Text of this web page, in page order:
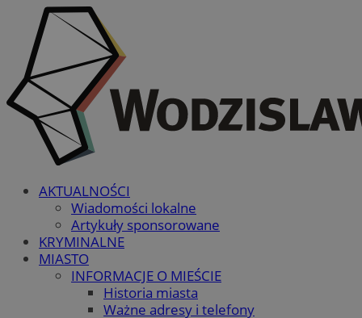
AKTUALNOŚCI
Wiadomości lokalne
Artykuły sponsorowane
KRYMINALNE
MIASTO
INFORMACJE O MIEŚCIE
Historia miasta
Ważne adresy i telefony